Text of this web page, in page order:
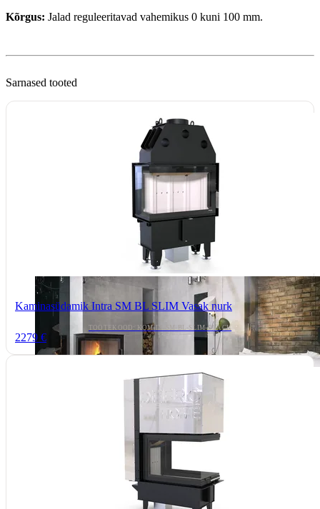
Kõrgus: Jalad reguleeritavad vahemikus 0 kuni 100 mm.
Sarnased tooted
Kaminasüdamik Intra SM BL SLIM Vasak nurk
TOOTEKOOD: KOM-IN-SM-BL-SLIM-BLACK
2279 €